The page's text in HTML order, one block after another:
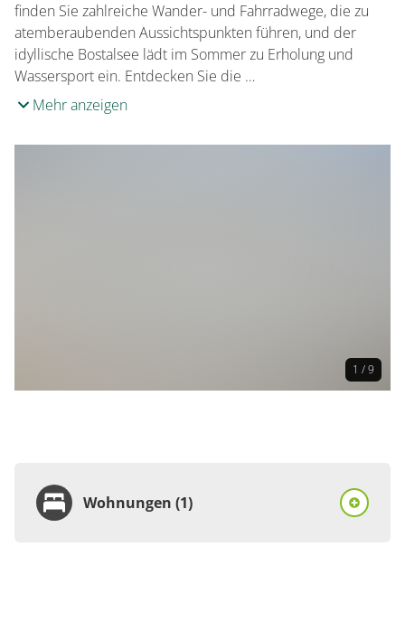
finden Sie zahlreiche Wander- und Fahrradwege, die zu
atemberaubenden Aussichtspunkten führen, und der
idyllische Bostalsee lädt im Sommer zu Erholung und
Wassersport ein. Entdecken Sie die …
Mehr anzeigen
1 / 9
Wohnungen (1)